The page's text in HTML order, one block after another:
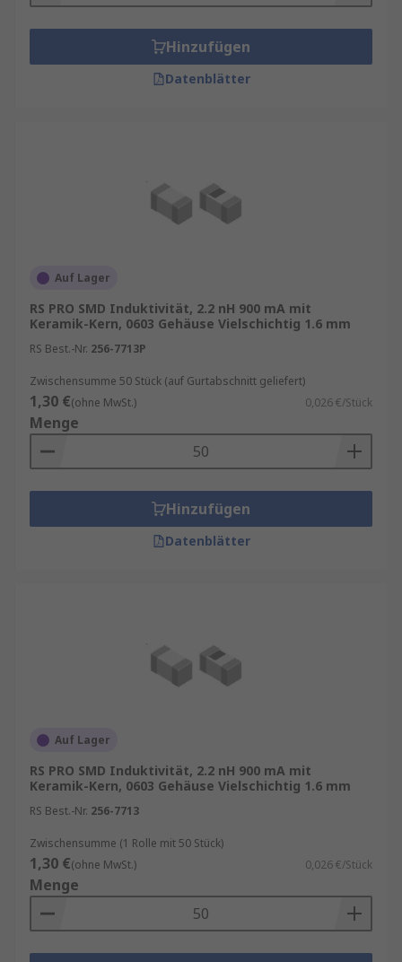
Hinzufügen
Datenblätter
Auf Lager
RS PRO SMD Induktivität, 2.2 nH 900 mA mit
Keramik-Kern, 0603 Gehäuse Vielschichtig 1.6 mm
RS Best.-Nr. 256-7713P
Zwischensumme 50 Stück (auf Gurtabschnitt geliefert)
1,30 €(ohne MwSt.) 0,026 €/Stück
Menge
Hinzufügen
Datenblätter
Auf Lager
RS PRO SMD Induktivität, 2.2 nH 900 mA mit
Keramik-Kern, 0603 Gehäuse Vielschichtig 1.6 mm
RS Best.-Nr. 256-7713
Zwischensumme (1 Rolle mit 50 Stück)
1,30 €(ohne MwSt.) 0,026 €/Stück
Menge